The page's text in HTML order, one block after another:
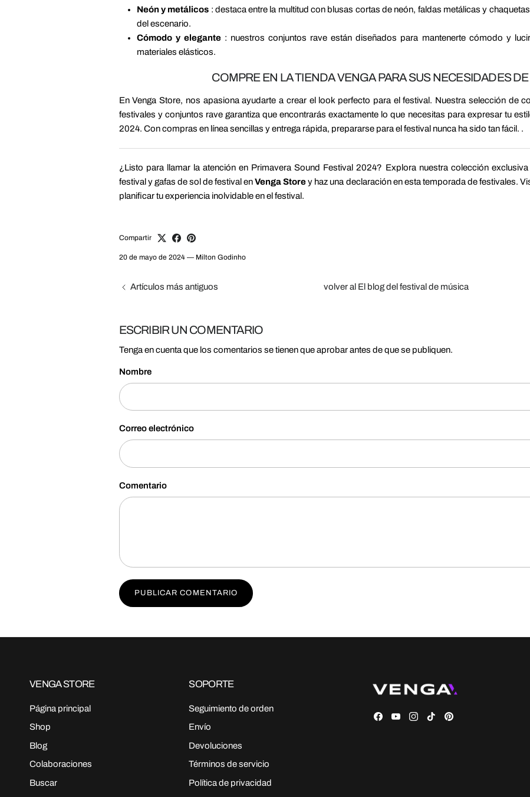
Neón y metálicos : destaca entre la multitud con blusas cortas de neón, faldas metálicas y
del escenario.
Cómodo y elegante: nuestros conjuntos rave están diseñados para mantenerte cómodo y
materiales elásticos.
COMPRE EN LA TIENDA VENGA PARA SUS NECESIDADES
En Venga Store, nos apasiona ayudarte a crear el look perfecto para el festival. Nuestra selección de
festivales y conjuntos rave garantiza que encontrarás exactamente lo que necesitas para expresar tu
2024. Con compras en línea sencillas y entrega rápida, prepararse para el festival nunca ha sido tan fácil. .
¿Listo para llamar la atención en Primavera Sound Festival 2024? Explora nuestra colección
festival y gafas de sol de festival enVenga Storey haz una declaración en esta temporada de festivales.
planificar tu experiencia inolvidable en el festival.
Compartir
20 de mayo de 2024— Milton Godinho
Artículos más antiguos volver al El blog del festival de música
ESCRIBIR UN COMENTARIO
Tenga en cuenta que los comentarios se tienen que aprobar antes de que se publiquen.
Nombre
Correo electrónico
Comentario
PUBLICAR COMENTARIO
VENGA STORE
Página principal
Shop
Blog
Colaboraciones
Buscar
SOPORTE
Seguimiento de orden
Envío
Devoluciones
Términos de servicio
Política de privacidad
Facebook
YouTubeInstagram
TikTokPinterest